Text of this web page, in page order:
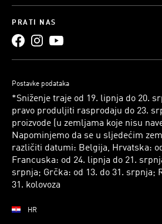
PRATI NAS
Postavke podataka
*Sniženje traje od 19. lipnja do 20.
pravo produljiti rasprodaju do 23.
proizvode (u zemljama koje nisu
Napominjemo da se u sljedećim
različiti datumi: Belgija, Hrvatska:
Francuska: od 24. lipnja do 21.
srpnja; Grčka: od 13. do 31. srpnja;
31. kolovoza
HR